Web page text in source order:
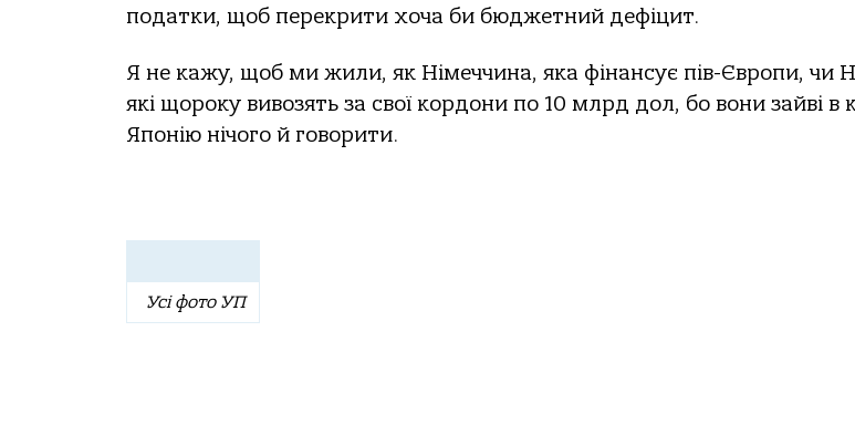
податки, щоб перекрити хоча би бюджетний дефіцит.
Я не кажу, щоб ми жили, як Німеччина, яка фінансує пів-Європи, чи
які щороку вивозять за свої кордони по 10 млрд дол, бо вони зайві в
Японію нічого й говорити.
Усі фото УП